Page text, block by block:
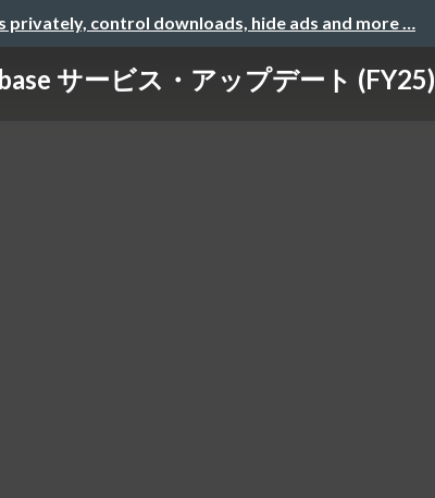
privately, control downloads, hide ads and more …
サービス・アップデート (FY25)